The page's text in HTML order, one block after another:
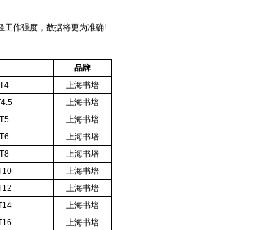
工作强度，数据将更为准确!
品牌
上海书培
上海书培
上海书培
上海书培
上海书培
上海书培
上海书培
上海书培
上海书培